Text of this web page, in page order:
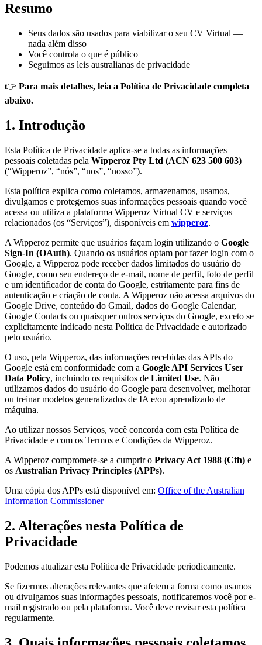
Resumo
Seus dados são usados para viabilizar o seu CV Virtual —
nada além disso
Você controla o que é público
Seguimos as leis australianas de privacidade
👉 Para mais detalhes, leia a Política de Privacidade completa
abaixo.
1. Introdução
Esta Política de Privacidade aplica-se a todas as informações
pessoais coletadas pela Wipperoz Pty Ltd (ACN 623 500 603)
(“Wipperoz”, “nós”, “nos”, “nosso”).
Esta política explica como coletamos, armazenamos, usamos,
divulgamos e protegemos suas informações pessoais quando você
acessa ou utiliza a plataforma Wipperoz Virtual CV e serviços
relacionados (os “Serviços”), disponíveis em wipperoz.
A Wipperoz permite que usuários façam login utilizando o Google
Sign-In (OAuth). Quando os usuários optam por fazer login com o
Google, a Wipperoz pode receber dados limitados do usuário do
Google, como seu endereço de e-mail, nome de perfil, foto de perfil
e um identificador de conta do Google, estritamente para fins de
autenticação e criação de conta. A Wipperoz não acessa arquivos do
Google Drive, conteúdo do Gmail, dados do Google Calendar,
Google Contacts ou quaisquer outros serviços do Google, exceto se
explicitamente indicado nesta Política de Privacidade e autorizado
pelo usuário.
O uso, pela Wipperoz, das informações recebidas das APIs do
Google está em conformidade com a Google API Services User
Data Policy, incluindo os requisitos de Limited Use. Não
utilizamos dados do usuário do Google para desenvolver, melhorar
ou treinar modelos generalizados de IA e/ou aprendizado de
máquina.
Ao utilizar nossos Serviços, você concorda com esta Política de
Privacidade e com os Termos e Condições da Wipperoz.
A Wipperoz compromete-se a cumprir o Privacy Act 1988 (Cth) e
os Australian Privacy Principles (APPs).
Uma cópia dos APPs está disponível em: Office of the Australian
Information Commissioner
2. Alterações nesta Política de
Privacidade
Podemos atualizar esta Política de Privacidade periodicamente.
Se fizermos alterações relevantes que afetem a forma como usamos
ou divulgamos suas informações pessoais, notificaremos você por e-
mail registrado ou pela plataforma. Você deve revisar esta política
regularmente.